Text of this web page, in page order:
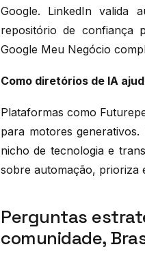
Google. LinkedIn valida
repositório de confiança
Google Meu Negócio
Como diretórios de IA
Plataformas como
para motores
nicho de tecnologia e
sobre automação, prioriza
Perguntas
comunidade,